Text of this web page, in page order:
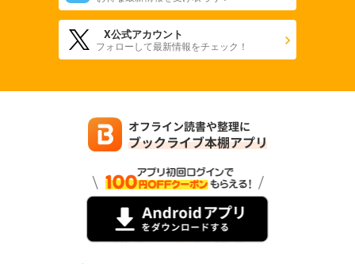
X公式アカウント
フォローして最新情報をチェック！